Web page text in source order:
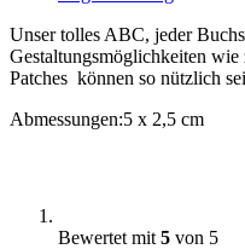
Unser tolles ABC, jeder
Gestaltungsmöglichkeiten
Patches können so nützlich
Abmessungen:5 x 2,5 cm
Bewertet mit 5 von 5